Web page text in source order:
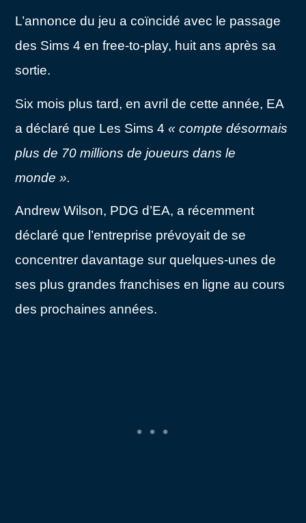
L’annonce du jeu a coïncidé avec le passage
des Sims 4 en free-to-play, huit ans après sa
sortie.
Six mois plus tard, en avril de cette année, EA
a déclaré que Les Sims 4« compte désormais
plus de 70 millions de joueurs dans le
monde ».
Andrew Wilson, PDG d’EA, a récemment
déclaré que l’entreprise prévoyait de se
concentrer davantage sur quelques-unes de
ses plus grandes franchises en ligne au cours
des prochaines années.